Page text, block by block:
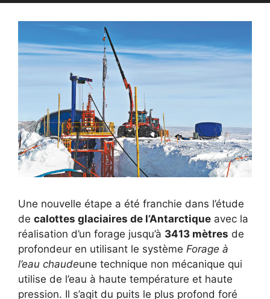
Une nouvelle étape a été franchie dans l’étude
de calottes glaciaires de l’Antarctique avec la
réalisation d’un forage jusqu’à 3413 mètres de
profondeur en utilisant le système Forage à
l’eau chaudeune technique non mécanique qui
utilise de l’eau à haute température et haute
pression. Il s’agit du puits le plus profond foré